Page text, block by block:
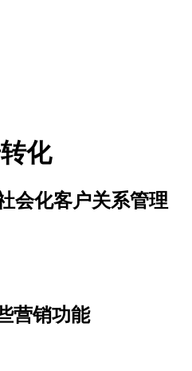
化
会化客户关系管理
营销功能